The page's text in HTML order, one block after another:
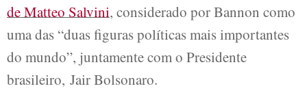
de Matteo Salvini, considerado por Bannon como
uma das “duas figuras políticas mais importantes
do mundo”, juntamente com o Presidente
brasileiro, Jair Bolsonaro.